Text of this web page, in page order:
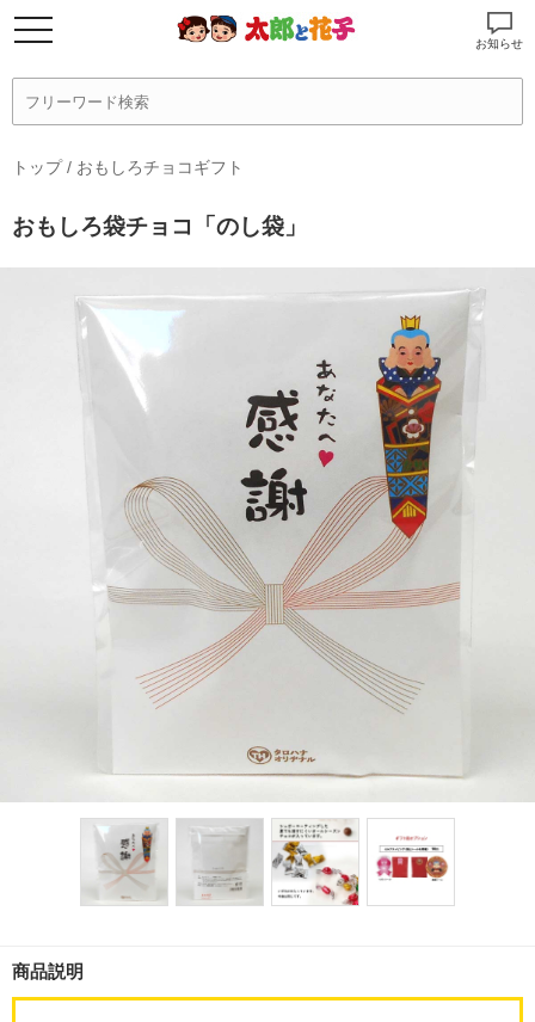
お知らせ
トップ/ おもしろチョコギフト
おもしろ袋チョコ「のし袋」
商品説明